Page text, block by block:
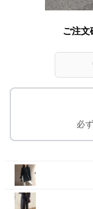
ご注文
必